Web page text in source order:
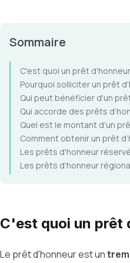
Sommaire
C'est quoi un prêt
Pourquoi solliciter un prêt
Qui peut bénéficier d'un
Qui accorde des prêts
Quel est le montant d'un
Comment obtenir un prêt
Les prêts d'honneur
Les prêts d'honneur
C'est quoi un prêt
Le prêt d'honneur est un